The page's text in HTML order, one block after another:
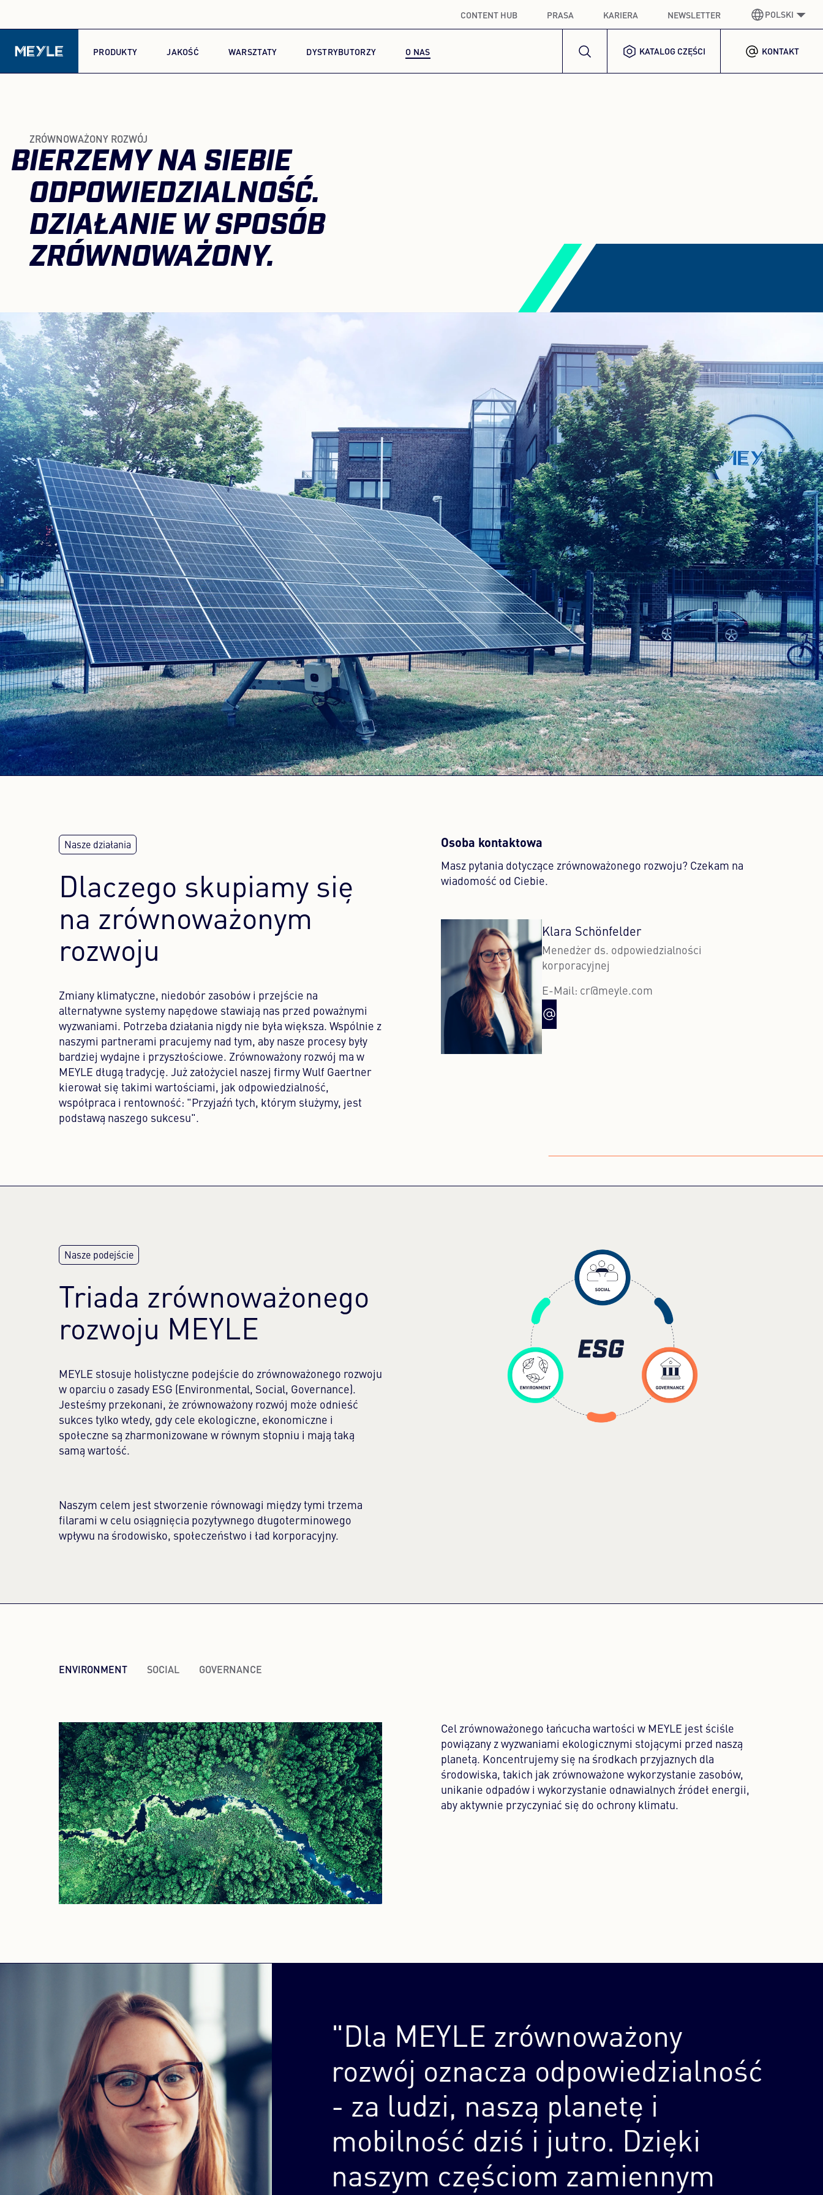
CONTENT HUB PRASA KARIERA NEWSLETTER POLSKI
NIEMIECKIGERMAN
UKRAIŃSKIUKRAINIAN
PRODUKTY JAKOŚĆ WARSZTATY DYSTRYBUTORZY O NAS KATALOG CZĘŚCI KONTAKT
ZRÓWNOWAŻONY ROZWÓJ
BIERZEMY NA SIEBIE
ODPOWIEDZIALNOŚĆ.
DZIAŁANIE W SPOSÓB
ZRÓWNOWAŻONY.
Dlaczego skupiamy się
na zrównoważonym
rozwoju
Zmiany klimatyczne, niedobór zasobów i przejście na
alternatywne systemy napędowe stawiają nas przed poważnymi
wyzwaniami. Potrzeba działania nigdy nie była większa. Wspólnie z
naszymi partnerami pracujemy nad tym, aby nasze procesy były
bardziej wydajne i przyszłościowe. Zrównoważony rozwój ma w
MEYLE długą tradycję. Już założyciel naszej firmy Wulf Gaertner
kierował się takimi wartościami, jak odpowiedzialność,
współpraca i rentowność: "Przyjaźń tych, którym służymy, jest
podstawą naszego sukcesu".
Osoba kontaktowa
Masz pytania dotyczące zrównoważonego rozwoju? Czekam na
wiadomość od Ciebie.
Klara Schönfelder
Menedżer ds. odpowiedzialności
korporacyjnej
E-Mail: cr@meyle.com
Triada zrównoważonego
rozwoju MEYLE
MEYLE stosuje holistyczne podejście do zrównoważonego rozwoju
w oparciu o zasady ESG (Environmental, Social, Governance).
Jesteśmy przekonani, że zrównoważony rozwój może odnieść
sukces tylko wtedy, gdy cele ekologiczne, ekonomiczne i
społeczne są zharmonizowane w równym stopniu i mają taką
samą wartość.
Naszym celem jest stworzenie równowagi między tymi trzema
filarami w celu osiągnięcia pozytywnego długoterminowego
wpływu na środowisko, społeczeństwo i ład korporacyjny.
ENVIRONMENT
Cel zrównoważonego łańcucha wartości w MEYLE jest ściśle
powiązany z wyzwaniami ekologicznymi stojącymi przed naszą
planetą. Koncentrujemy się na środkach przyjaznych dla
środowiska, takich jak zrównoważone wykorzystanie zasobów,
unikanie odpadów i wykorzystanie odnawialnych źródeł energii,
aby aktywnie przyczyniać się do ochrony klimatu.
SOCIAL GOVERNANCE
"Dla MEYLE zrównoważony
rozwój oznacza odpowiedzialność
- za ludzi, naszą planetę i
mobilność dziś i jutro. Dzięki
naszym częściom zamiennym